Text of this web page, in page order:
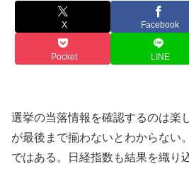
X Facebook
Pocket LINE
選挙の当落情報を確認するのは楽
が最後まで揃わないとわからない
ではある。日経指数も結果を織り